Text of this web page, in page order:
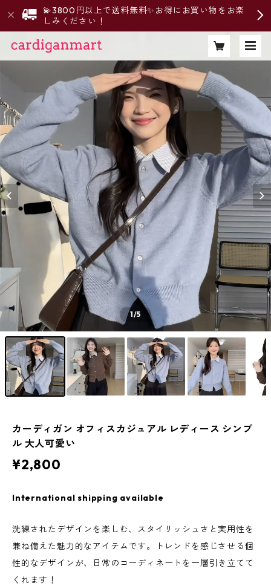
💫3800円以上で送料無料✨お得にお買い物をお楽
しみください！
1/5
カーディガン オフィスカジュアル レディース シンプ
ル 大人可愛い
¥2,800
International shipping available
洗練されたデザインを楽しむ、スタイリッシュさと実用性を
兼ね備えた魅力的なアイテムです。トレンドを感じさせる個
性的なデザインが、日常のコーディネートを一層引き立てて
くれます！